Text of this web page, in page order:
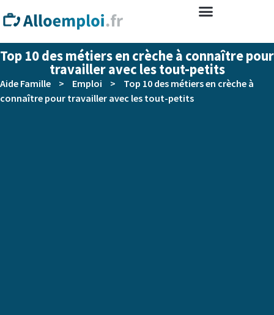
Top 10 des métiers en crèche à connaître pour
travailler avec les tout-petits
Aide Famille > Emploi >
Top 10 des métiers en crèche à
connaître pour travailler avec les tout-petits